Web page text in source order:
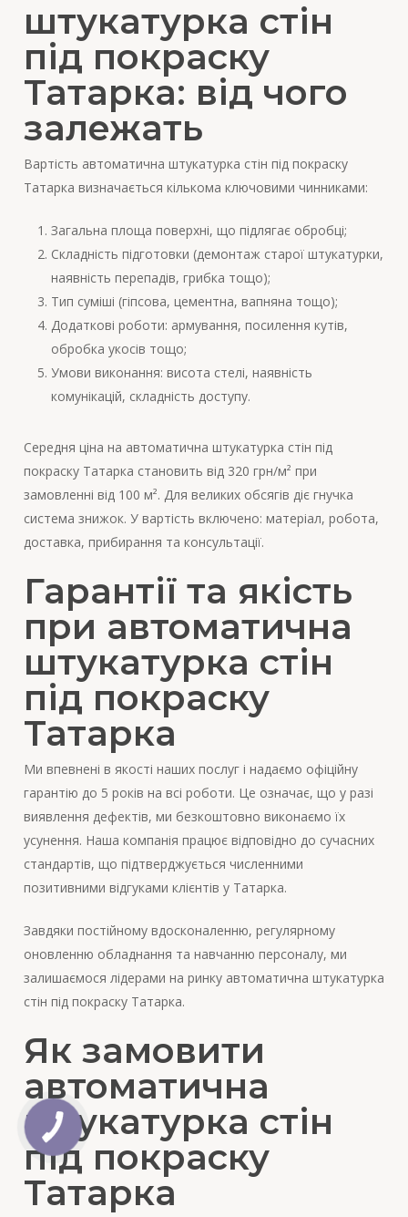
штукатурка стін
під покраску
Татарка: від чого
залежать
Вартість автоматична штукатурка стін під покраску
Татарка визначається кількома ключовими чинниками:
Загальна площа поверхні, що підлягає обробці;
Складність підготовки (демонтаж старої штукатурки,
наявність перепадів, грибка тощо);
Тип суміші (гіпсова, цементна, вапняна тощо);
Додаткові роботи: армування, посилення кутів,
обробка укосів тощо;
Умови виконання: висота стелі, наявність
комунікацій, складність доступу.
Середня ціна на автоматична штукатурка стін під
покраску Татарка становить від 320 грн/м² при
замовленні від 100 м². Для великих обсягів діє гнучка
система знижок. У вартість включено: матеріал, робота,
доставка, прибирання та консультації.
Гарантії та якість
при автоматична
штукатурка стін
під покраску
Татарка
Ми впевнені в якості наших послуг і надаємо офіційну
гарантію до 5 років на всі роботи. Це означає, що у разі
виявлення дефектів, ми безкоштовно виконаємо їх
усунення. Наша компанія працює відповідно до сучасних
стандартів, що підтверджується численними
позитивними відгуками клієнтів у Татарка.
Завдяки постійному вдосконаленню, регулярному
оновленню обладнання та навчанню персоналу, ми
залишаємося лідерами на ринку автоматична штукатурка
стін під покраску Татарка.
Як замовити
автоматична
штукатурка стін
під покраску
Татарка